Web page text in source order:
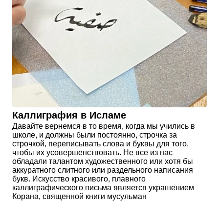
Каллиграфия в Исламе
Давайте вернемся в то время, когда мы учились в
школе, и должны были постоянно, строчка за
строчкой, переписывать слова и буквы для того,
чтобы их усовершенствовать. Не все из нас
обладали талантом художественного или хотя бы
аккуратного слитного или раздельного написания
букв. Искусство красивого, плавного
каллиграфического письма является украшением
Корана, священной книги мусульман